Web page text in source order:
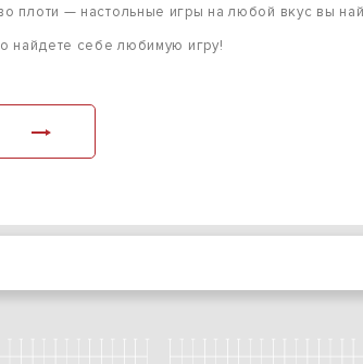
— настольные игры на любой вкус вы
найдете себе любимую игру!